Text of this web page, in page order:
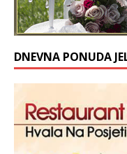
DNEVNA PONUDA